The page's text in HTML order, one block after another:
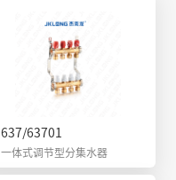
637/63701
一体式调节型分集水器